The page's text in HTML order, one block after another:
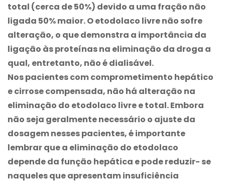
total (cerca de 50%) devido a uma fração não
ligada 50% maior. O etodolaco livre não sofre
alteração, o que demonstra a importância da
ligação às proteínas na eliminação da droga a
qual, entretanto, não é dialisável.
Nos pacientes com comprometimento hepático
e cirrose compensada, não há alteração na
eliminação do etodolaco livre e total. Embora
não seja geralmente necessário o ajuste da
dosagem nesses pacientes, é importante
lembrar que a eliminação do etodolaco
depende da função hepática e pode reduzir- se
naqueles que apresentam insuficiência